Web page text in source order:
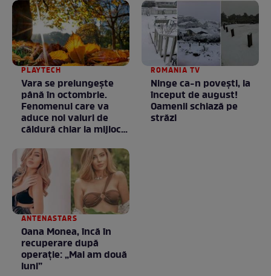
PLAYTECH
Vara se prelungeşte
până în octombrie.
Fenomenul care va
aduce noi valuri de
căldură chiar la mijlocul
ROMANIA TV
Ninge ca-n povești, la
început de august!
Oamenii schiază pe
străzi
ANTENASTARS
Oana Monea, încă în
recuperare după
operație: „Mai am două
luni”